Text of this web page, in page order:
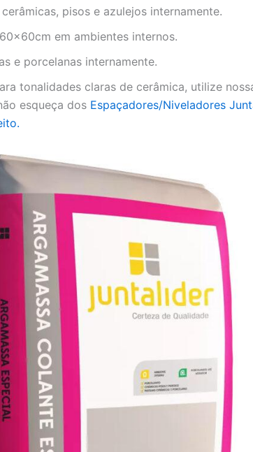
pisos e azulejos internamente.
em ambientes internos.
e porcelanas internamente.
tonalidades claras de cerâmica, utilize
esqueça dos Espaçadores/Niveladores